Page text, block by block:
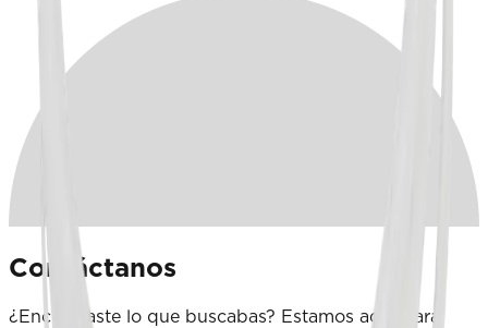
Contáctanos
¿Encontraste lo que buscabas? Estamos aquí para